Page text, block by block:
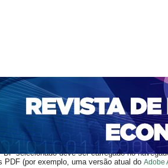
ACESSO CADASTRO
PORTAL DE REVISTAS DA UNIFACS
E INDEXADORES
n. 4 (2001) > Silva Moreira
selecionado deve ser carregado no
PDF (por exemplo, uma versão atual do Adobe